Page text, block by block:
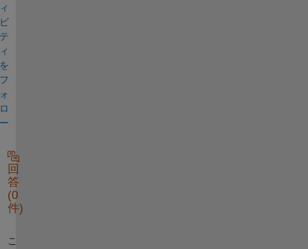
回
答
(0
件)
こ